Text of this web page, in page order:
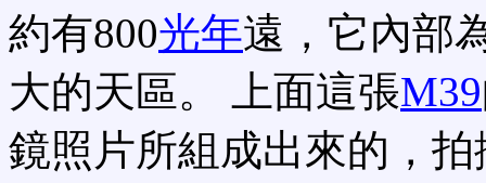
約有800光年遠，它內部
大的天區。 上面這張M39
鏡照片所組成出來的，